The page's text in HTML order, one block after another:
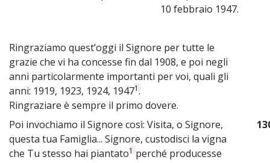
10 febbraio 1947.
Ringraziamo quest’oggi il Signore per tutte le
grazie che vi ha concesse fin dal 1908, e poi negli
anni particolarmente importanti per voi, quali gli
anni: 1919, 1923, 1924, 19471.
Ringraziare è sempre il primo dovere.
Poi invochiamo il Signore così: Visita, o Signore,
questa tua Famiglia... Signore, custodisci la vigna
che Tu stesso hai piantato1 perché producesse